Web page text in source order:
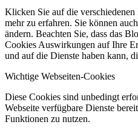
Klicken Sie auf die
mehr zu erfahren. Sie können
ändern. Beachten Sie, dass das
Cookies Auswirkungen auf Ihre
und auf die Dienste haben kann,
Wichtige Webseiten-Cookies
Diese Cookies sind unbedingt
Webseite verfügbare Dienste
Funktionen zu nutzen.